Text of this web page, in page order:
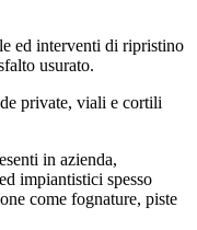
ed interventi di ripristino
usurato.
private, viali e cortili
in azienda,
impiantistici spesso
come fognature, piste